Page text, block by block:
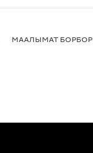
МААЛЫМАТ БОРБОР